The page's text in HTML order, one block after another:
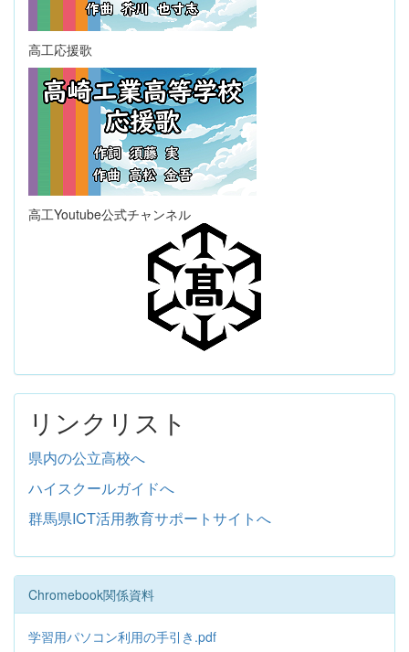
高工応援歌
高工Youtube公式チャンネル
リンクリスト
県内の公立高校へ
ハイスクールガイドへ
群馬県ICT活用教育サポートサイトへ
Chromebook関係資料
学習用パソコン利用の手引き.pdf